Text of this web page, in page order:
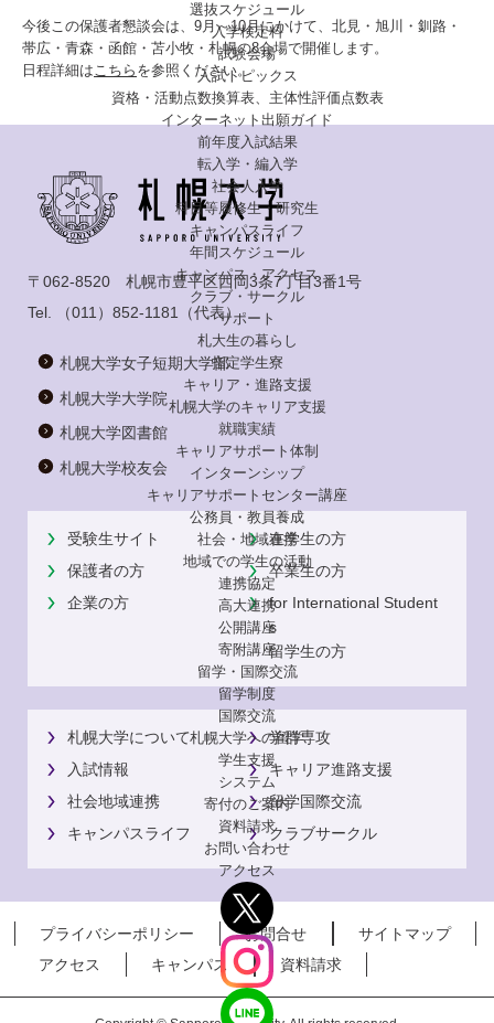
選抜スケジュール
入学検定料
試験会場
入試トピックス
資格・活動点数換算表、主体性評価点数表
インターネット出願ガイド
前年度入試結果
転入学・編入学
社会人入学
科目等履修生・研究生
キャンパスライフ
年間スケジュール
キャンパス・アクセス
クラブ・サークル
サポート
札大生の暮らし
指定学生寮
キャリア・進路支援
札幌大学のキャリア支援
就職実績
キャリアサポート体制
インターンシップ
キャリアサポートセンター講座
公務員・教員養成
社会・地域連携
地域での学生の活動
連携協定
高大連携
公開講座
寄附講座
留学・国際交流
留学制度
国際交流
札幌大学への留学
学生支援
システム
寄付のご案内
資料請求
お問い合わせ
アクセス
今後この保護者懇談会は、9月～10月にかけて、北見・旭川・釧路・
帯広・青森・函館・苫小牧・札幌の8会場で開催します。
日程詳細はこちら を参照ください。
〒062-8520 札幌市豊平区西岡3条7丁目3番1号
Tel.
（011）852-1181 （代表）
札幌大学女子短期大学部
札幌大学大学院
札幌大学図書館
札幌大学校友会
受験生サイト
在学生の方
保護者の方
卒業生の方
企業の方
for International Student
s
留学生の方
札幌大学について
学群専攻
入試情報
キャリア進路支援
社会地域連携
留学国際交流
キャンパスライフ
クラブサークル
プライバシーポリシー お問合せ
サイトマップ
アクセス
キャンパス 資料請求